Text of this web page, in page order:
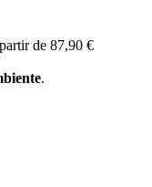
de 87,90 €
.